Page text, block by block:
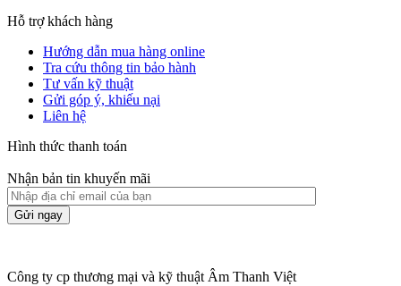
Hỗ trợ khách hàng
Hướng dẫn mua hàng online
Tra cứu thông tin bảo hành
Tư vấn kỹ thuật
Gửi góp ý, khiếu nại
Liên hệ
Hình thức thanh toán
Nhận bản tin khuyến mãi
Công ty cp thương mại và kỹ thuật Âm Thanh Việt